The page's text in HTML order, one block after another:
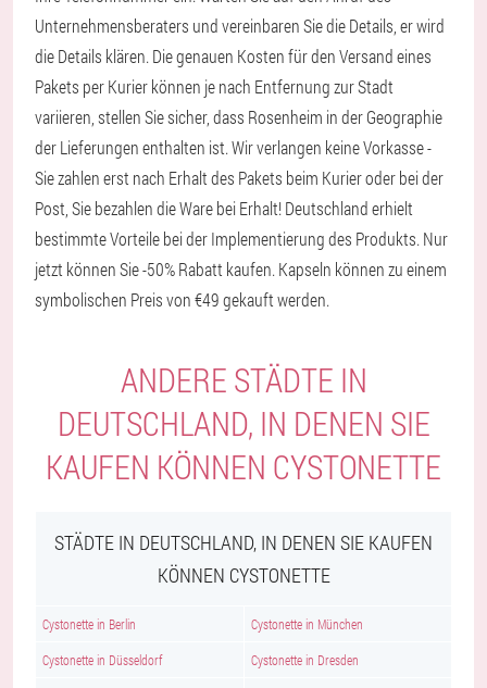
Unternehmensberaters und vereinbaren Sie die Details, er wird
die Details klären. Die genauen Kosten für den Versand eines
Pakets per Kurier können je nach Entfernung zur Stadt
variieren, stellen Sie sicher, dass Rosenheim in der Geographie
der Lieferungen enthalten ist. Wir verlangen keine Vorkasse -
Sie zahlen erst nach Erhalt des Pakets beim Kurier oder bei der
Post, Sie bezahlen die Ware bei Erhalt! Deutschland erhielt
bestimmte Vorteile bei der Implementierung des Produkts. Nur
jetzt können Sie -50% Rabatt kaufen. Kapseln können zu einem
symbolischen Preis von €49 gekauft werden.
ANDERE STÄDTE IN
DEUTSCHLAND, IN DENEN SIE
KAUFEN KÖNNEN CYSTONETTE
STÄDTE IN DEUTSCHLAND, IN DENEN SIE KAUFEN
KÖNNEN CYSTONETTE
Cystonette in Berlin Cystonette in München
Cystonette in Düsseldorf Cystonette in Dresden